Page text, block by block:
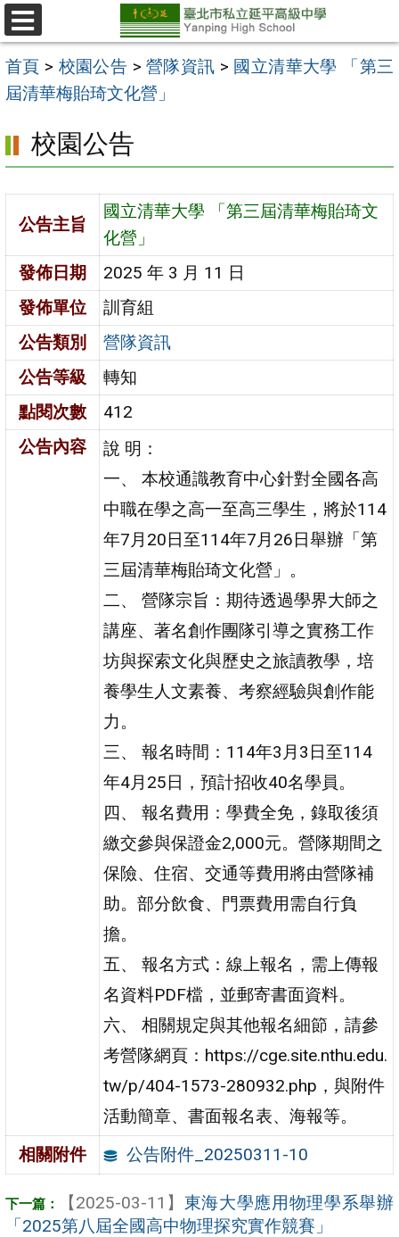
跳
至
主
要
區
選
單
首頁 > 校園公告 >營隊資訊 > 國立清華大學 「第三
屆清華梅貽琦文化營」
校園公告
公告主旨
國立清華大學 「第三屆清華梅貽琦文
化營」
發佈日期
2025 年 3 月 11 日
發佈單位
訓育組
公告類別
營隊資訊
公告等級
轉知
點閱次數
412
公告內容
說 明：
一、 本校通識教育中心針對全國各高
中職在學之高一至高三學生，將於114
年7月20日至114年7月26日舉辦「第
三屆清華梅貽琦文化營」。
二、 營隊宗旨：期待透過學界大師之
講座、著名創作團隊引導之實務工作
坊與探索文化與歷史之旅讀教學，培
養學生人文素養、考察經驗與創作能
力。
三、 報名時間：114年3月3日至114
年4月25日，預計招收40名學員。
四、 報名費用：學費全免，錄取後須
繳交參與保證金2,000元。營隊期間之
保險、住宿、交通等費用將由營隊補
助。部分飲食、門票費用需自行負
擔。
五、 報名方式：線上報名，需上傳報
名資料PDF檔，並郵寄書面資料。
六、 相關規定與其他報名細節，請參
考營隊網頁：https://cge.site.nthu.edu.
tw/p/404-1573-280932.php，與附件
活動簡章、書面報名表、海報等。
相關附件
公告附件_20250311-10
【2025-03-11】 東海大學應用物理學系舉辦
「2025第八屆全國高中物理探究實作競賽」